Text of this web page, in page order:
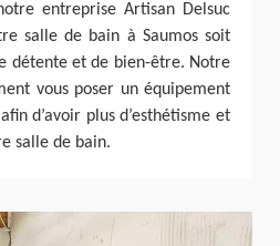
entreprise Artisan Delsuc
salle de bain à Saumos soit
détente et de bien-être. Notre
vous poser un équipement
d’avoir plus d’esthétisme et
salle de bain.